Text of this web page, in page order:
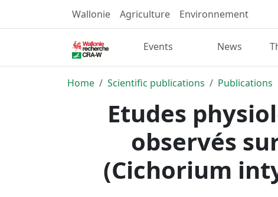
Wallonie Agriculture Environnement
Events News
Home Scientific publications Publications
Etudes
observés
(Cichorium